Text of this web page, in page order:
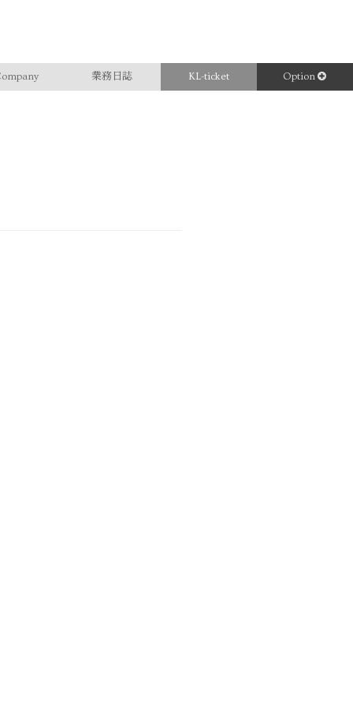
業務日誌 KL-ticket Option